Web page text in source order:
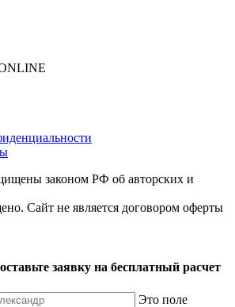
законом РФ об авторских и
Сайт не является договором оферты
заявку на бесплатный расчет
Это поле